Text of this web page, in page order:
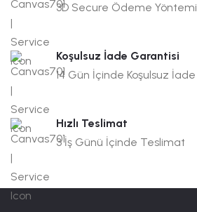
3D Secure Ödeme Yöntemi
Koşulsuz İade Garantisi
14 Gün İçinde Koşulsuz İade
Hızlı Teslimat
3 İş Günü İçinde Teslimat